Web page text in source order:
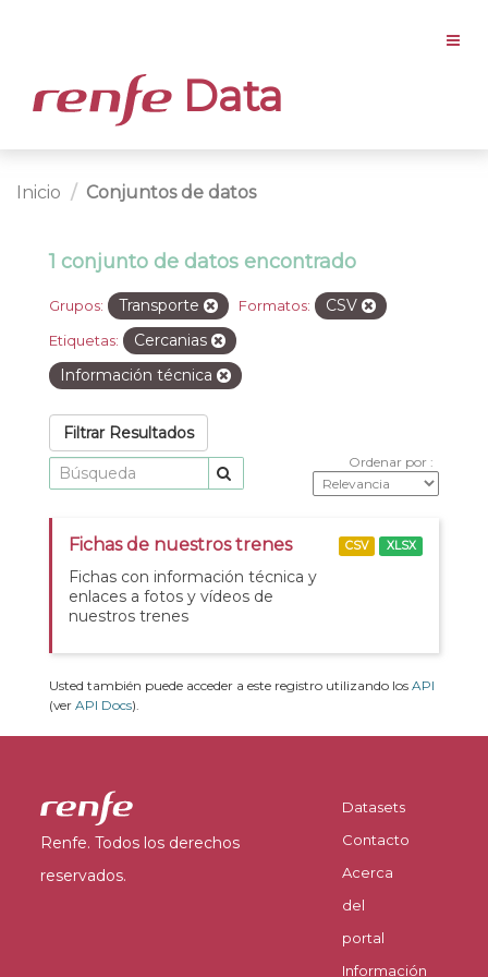
Data
Inicio Conjuntos de datos
1 conjunto de datos encontrado
Grupos: Transporte Formatos: CSV
Etiquetas:
Cercanias
Información técnica
Filtrar Resultados
Ordenar por
Fichas de nuestros trenes
Fichas con información técnica y
enlaces a fotos y vídeos de
nuestros trenes
CSV XLSX
Usted también puede acceder a este registro utilizando los API
(ver API Docs).
Renfe. Todos los derechos
reservados.
Datasets
Contacto
Acerca
del
portal
Información